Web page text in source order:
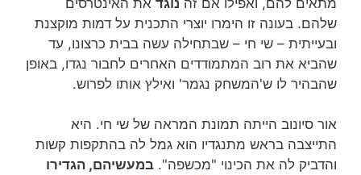
שלהם. בעונה זו הימרו יוצרי התכנית על דמות מוקצנת
ובעייתית – שי חי – שבתחילה עשה בבית כרצונו, עד
שהביא את רוב המתמודדים האחרים לחבור נגדו, באופן
שהבהיר לו ש'המשחק נגמר' ואילץ אותו לפרוש.
אור סיונוב הייתה תמונת המראה של שי חי. היא
התייצבה בראש מתנגדיו הוא גמל לה בהתקפות קשות
והדביק לה את הכינוי "מכשפה". במעשיהם, הגדירו